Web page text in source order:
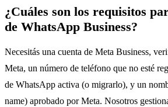
¿Cuáles son los requisitos
de WhatsApp Business?
Necesitás una cuenta de Meta Business,
Meta, un número de teléfono que no esté
de WhatsApp activa (o migrarlo), y un
name) aprobado por Meta. Nosotros